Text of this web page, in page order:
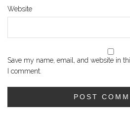
Website
Save my name, email, and website in
I comment.